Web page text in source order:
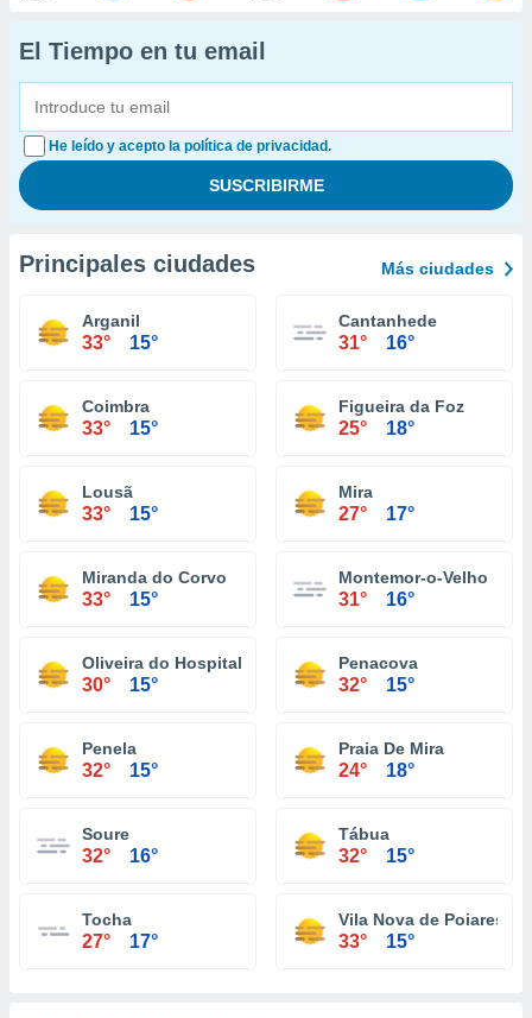
El Tiempo en tu email
He leído y acepto la política de privacidad.
Principales ciudades Más ciudades
Arganil
33° 15°
Cantanhede
31° 16°
Coimbra
33° 15°
Figueira da Foz
25° 18°
Lousã
33° 15°
Mira
27° 17°
Miranda do Corvo
33° 15°
Montemor-o-Velho
31° 16°
Oliveira do Hospital
30° 15°
Penacova
32° 15°
Penela
32° 15°
Praia De Mira
24° 18°
Soure
32° 16°
Tábua
32° 15°
Tocha
27° 17°
Vila Nova de Poiares
33° 15°